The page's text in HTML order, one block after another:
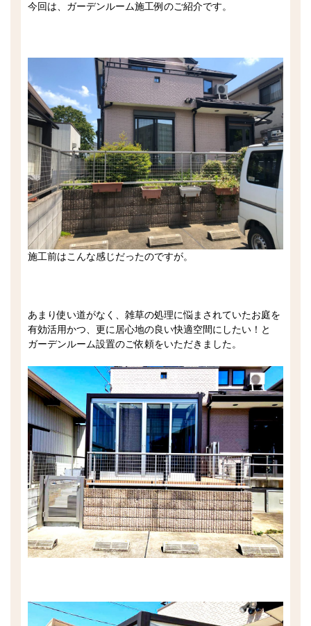
今回は、ガーデンルーム施工例のご紹介です。
施工前はこんな感じだったのですが。
あまり使い道がなく、雑草の処理に悩まされていたお庭を
有効活用かつ、更に居心地の良い快適空間にしたい！と
ガーデンルーム設置のご依頼をいただきました。